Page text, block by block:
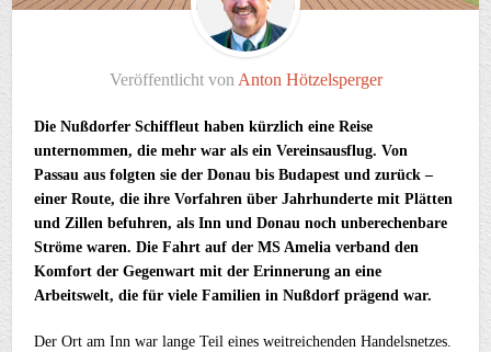
Veröffentlicht von Anton Hötzelsperger
Die Nußdorfer Schiffleut haben kürzlich eine Reise
unternommen, die mehr war als ein Vereinsausflug. Von
Passau aus folgten sie der Donau bis Budapest und zurück –
einer Route, die ihre Vorfahren über Jahrhunderte mit Plätten
und Zillen befuhren, als Inn und Donau noch unberechenbare
Ströme waren. Die Fahrt auf der MS Amelia verband den
Komfort der Gegenwart mit der Erinnerung an eine
Arbeitswelt, die für viele Familien in Nußdorf prägend war.
Der Ort am Inn war lange Teil eines weitreichenden Handelsnetzes.